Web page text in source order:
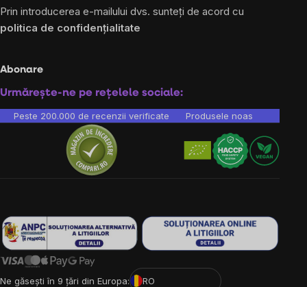
Prin introducerea e-mailului dvs. sunteți de acord cu
politica de confidențialitate
Abonare
Urmărește-ne pe rețelele sociale:
Peste 200.000 de recenzii verificate Produsele noastre sunt
Ne găsești în 9 țări din Europa:
RO